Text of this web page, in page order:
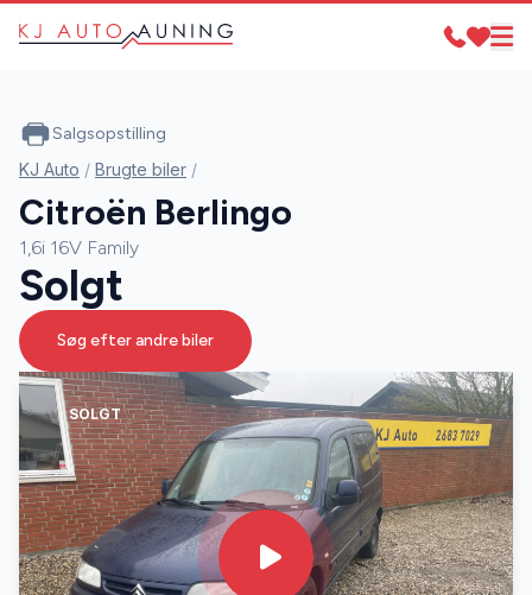
SOLGT
Salgsopstilling
KJ Auto / Brugte biler /
Citroën Berlingo
1,6i 16V Family
Solgt
Søg efter andre biler